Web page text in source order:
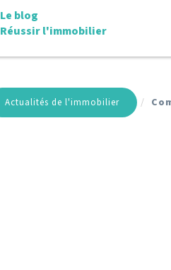
Le blog
Réussir l'immobilier
Actualités de l'immobilier